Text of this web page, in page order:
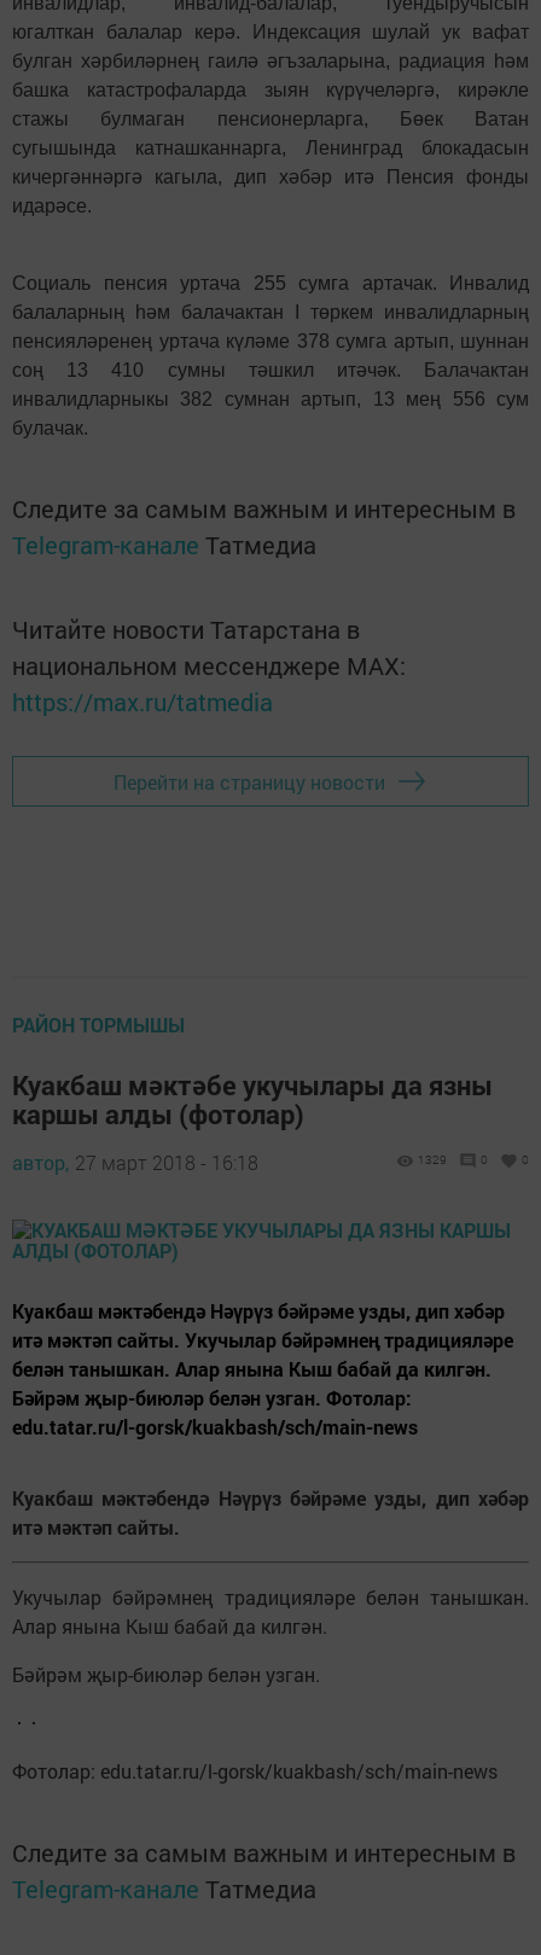
югалткан балалар керә. Индексация шулай ук вафат
булган хәрбиләрнең гаилә әгъзаларына, радиация һәм
башка катастрофаларда зыян күрүчеләргә, кирәкле
стажы булмаган пенсионерларга, Бөек Ватан
сугышында катнашканнарга, Ленинград блокадасын
кичергәннәргә кагыла, дип хәбәр итә Пенсия фонды
идарәсе.
Социаль пенсия уртача 255 сумга артачак. Инвалид
балаларның һәм балачактан I төркем инвалидларның
пенсияләренең уртача күләме 378 сумга артып, шуннан
соң 13 410 сумны тәшкил итәчәк. Балачактан
инвалидларныкы 382 сумнан артып, 13 мең 556 сум
булачак.
Следите за самым важным и интересным в
Telegram-канале Татмедиа
Читайте новости Татарстана в
национальном мессенджере MАХ:
https://max.ru/tatmedia
Перейти на страницу новости
РАЙОН ТОРМЫШЫ
Куакбаш мәктәбе укучылары да язны
каршы алды (фотолар)
автор, 27 март 2018 - 16:18 1329 0 0
Куакбаш мәктәбендә Нәүрүз бәйрәме узды, дип хәбәр
итә мәктәп сайты. Укучылар бәйрәмнең традицияләре
белән танышкан. Алар янына Кыш бабай да килгән.
Бәйрәм җыр-биюләр белән узган. Фотолар:
edu.tatar.ru/l-gorsk/kuakbash/sch/main-news
Куакбаш мәктәбендә Нәүрүз бәйрәме узды, дип хәбәр
итә мәктәп сайты.
Укучылар бәйрәмнең традицияләре белән танышкан.
Алар янына Кыш бабай да килгән.
Бәйрәм җыр-биюләр белән узган.
Фотолар: edu.tatar.ru/l-gorsk/kuakbash/sch/main-news
Следите за самым важным и интересным в
Telegram-канале Татмедиа